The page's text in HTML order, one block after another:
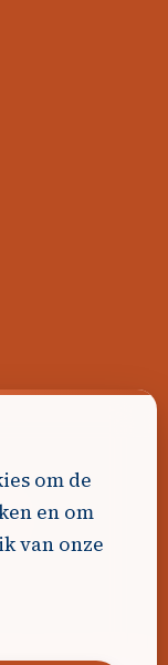
om de
en om
van onze